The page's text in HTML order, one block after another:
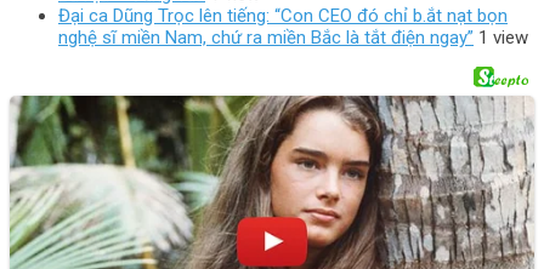
Đại ca Dũng Trọc lên tiếng: “Con CEO đó chỉ b.ắt nạt bọn
nghệ sĩ miền Nam, chứ ra miền Bắc là tắt điện ngay” 1 view